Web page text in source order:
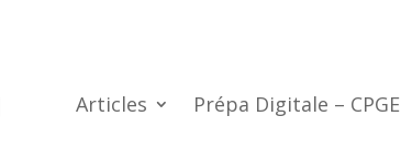
Articles Prépa Digitale – CPGE